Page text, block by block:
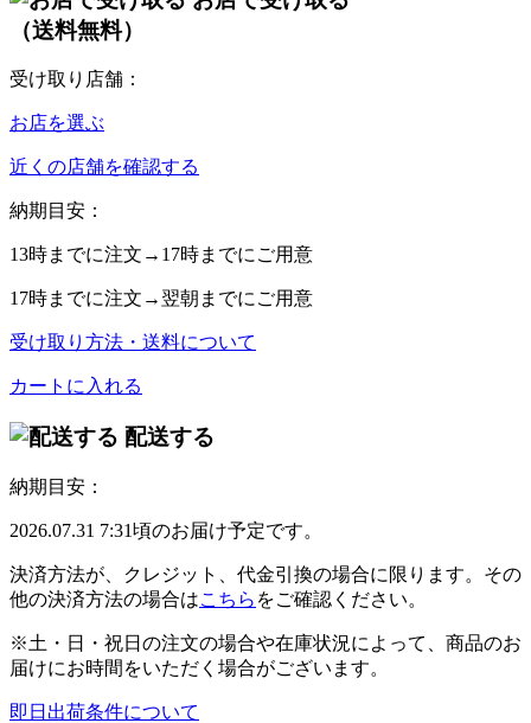
（送料無料）
受け取り店舗：
お店を選ぶ
近くの店舗を確認する
納期目安：
13時までに注文→ 17時までにご用意
17時までに注文→ 翌朝 までにご用意
受け取り方法・送料について
カートに入れる
配送する
納期目安：
2026.07.31 7:31頃のお届け予定です。
決済方法が、クレジット、代金引換の場合に限ります。その
他の決済方法の場合はこちら をご確認ください。
※土・日・祝日の注文の場合や在庫状況によって、商品のお
届けにお時間をいただく場合がございます。
即日出荷条件について